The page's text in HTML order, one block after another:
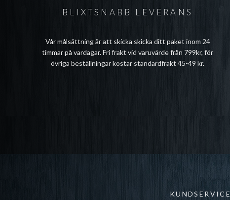
BLIXTSNABB LEVERANS
Vår målsättning är att skicka skicka ditt paket inom 24
timmar på vardagar. Fri frakt vid varuvärde från 799kr, för
övriga beställningar kostar standardfrakt 45-49 kr.
KUNDSERVICE